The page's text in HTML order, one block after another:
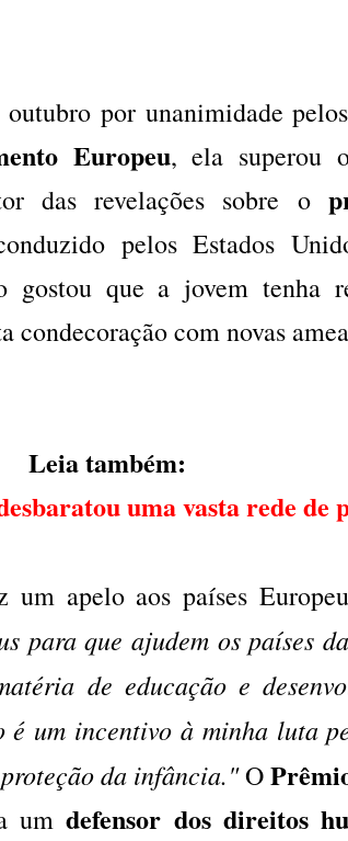
por unanimidade pelos
Europeu, ela superou
das revelações sobre o
pelos Estados
que a jovem tenha
condecoração com novas
Leia também:
uma vasta rede de
um apelo aos países
para que ajudem os países
de educação e
é um incentivo à minha luta
da infância."O
a umdefensor dos direitos